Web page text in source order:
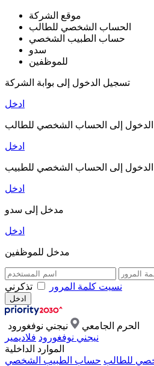
موقع الشركة
الحساب الشخصي للطالب
حساب الطبيب الشخصي
سدو
للموظفين
تسجيل الدخول إلى بوابة الشركة
ادخل
إلى الحساب الشخصي للطالب
ادخل
إلى الحساب الشخصي للطبيب
ادخل
مدخل إلى سدو
ادخل
مدخل للموظفين
نسيت كلمة المرور تذكرني
الحرم الجامعي
نيجني نوفغورود
نيجني نوفغورود فلاديمير
الموارد الداخلية
للطالب حساب الطبيب الشخصي